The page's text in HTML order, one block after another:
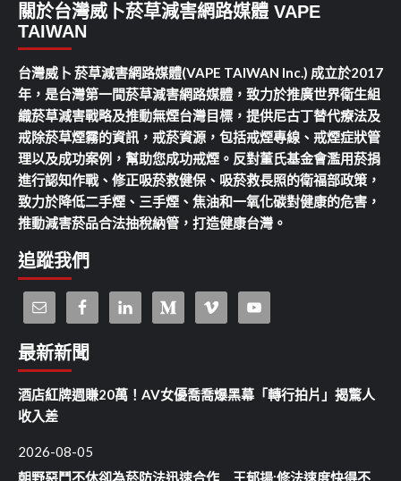
關於台灣威卜菸草減害網路媒體 VAPE
TAIWAN
台灣威卜 菸草減害網路媒體(VAPE TAIWAN Inc.) 成立於2017
年，是台灣第一間菸草減害網路媒體，致力於推廣世界衛生組
織菸草減害戰略及推動無煙台灣目標，提供尼古丁替代療法及
戒除菸草煙霧的資訊，戒菸資源，包括戒煙專線、戒煙症狀管
理以及成功案例，幫助您成功戒煙。反對董氏基金會濫用菸捐
進行認知作戰、修正吸菸救健保、吸菸救長照的衛福部政策，
致力於降低二手煙、三手煙、焦油和一氧化碳對健康的危害，
推動減害菸品合法抽稅納管，打造健康台灣。
追蹤我們
最新新聞
酒店紅牌週賺20萬！AV女優喬喬爆黑幕「轉行拍片」揭驚人
收入差
2026-08-05
朝野惡鬥不休卻為菸防法迅速合作 王郁揚:修法速度快得不